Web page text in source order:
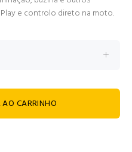
e controlo direto na moto.
CARRINHO